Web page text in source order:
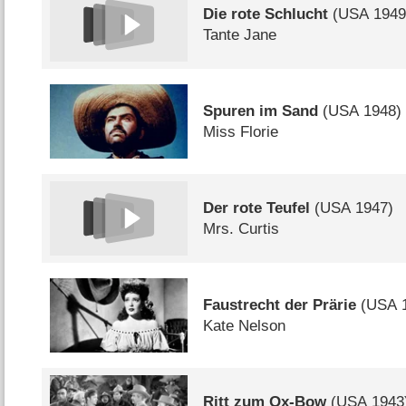
Die rote Schlucht (USA
Tante Jane
Spuren im Sand (USA1948)
Miss Florie
Der rote Teufel (USA1947)
Mrs. Curtis
Faustrecht der Prärie (USA
Kate Nelson
Ritt zum Ox-Bow (USA